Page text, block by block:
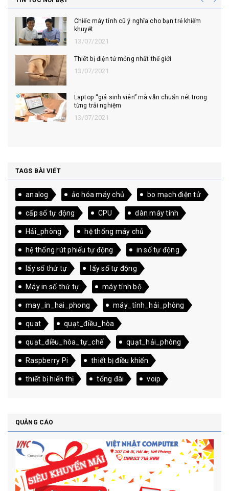
Chiếc máy tính cũ ý nghĩa cho bạn trẻ khiếm
khuyết
13/07/2021
Thiết bị điện tử mỏng nhất thế giới
13/07/2021
Laptop “giá sinh viên” mà vẫn chuẩn nét trong
từng trải nghiệm
13/07/2021
TAGS BÀI VIẾT
analog ảo hóa máy chủ bo mạch điện tử
cấp số tự động CPU dàn máy tính
Hải_phòng hệ thống máy chủ
hệ thống rút phiếu tự động in số tự động
lấy số thứ tự lấy số tự động
Máy in số thứ tự máy tính bộ
may_in_hai_phong máy_tính_hải_phòng
quat quạt_điều_hòa
quạt_điều_hòa_tự_chế quạt_hải_phòng
Raspberry Pi thiết bị điều khiển
thiết bị hiển thị tổng đài voip
QUẢNG CÁO